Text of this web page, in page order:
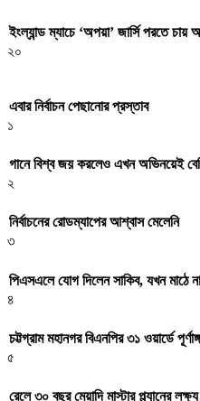
ইংল্যান্ড ম্যাচে ‘অপয়া’ জার্সি পরতে চায়
২০
এবার নির্বাচন পেছানোর প্রস্তাব
১
গানে বিশ্ব জয় করলেও এখন অভিনয়েই
২
নির্বাচনের রোডম্যাপের আশ্বাস মেলেনি
৩
পিএসএলে যোগ দিলেন সাকিব, যখন মাঠে
৪
চট্টগ্রাম মহানগর বিএনপির ৩১ ওয়ার্ডে
৫
রেলে ৩০ বছর মেয়াদি মাস্টার প্ল্যানের লক্ষ্য